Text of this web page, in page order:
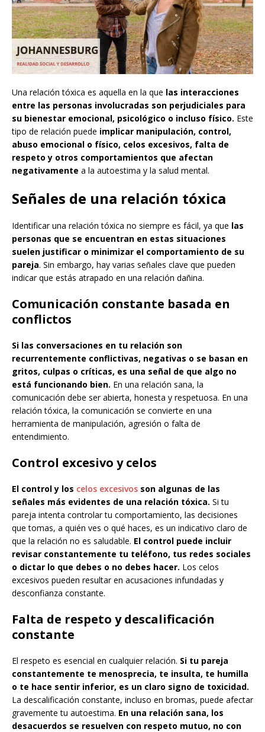
Una relación tóxica es aquella en la que las interacciones
entre las personas involucradas son perjudiciales para
su bienestar emocional, psicológico o incluso físico. Este
tipo de relación puede implicar manipulación, control,
abuso emocional o físico, celos excesivos, falta de
respeto y otros comportamientos que afectan
negativamente a la autoestima y la salud mental.
Señales de una relación tóxica
Identificar una relación tóxica no siempre es fácil, ya que las
personas que se encuentran en estas situaciones
suelen justificar o minimizar el comportamiento de su
pareja. Sin embargo, hay varias señales clave que pueden
indicar que estás atrapado en una relación dañina.
Comunicación constante basada en
conflictos
Si las conversaciones en tu relación son
recurrentemente conflictivas, negativas o se basan en
gritos, culpas o críticas, es una señal de que algo no
está funcionando bien. En una relación sana, la
comunicación debe ser abierta, honesta y respetuosa. En una
relación tóxica, la comunicación se convierte en una
herramienta de manipulación, agresión o falta de
entendimiento.
Control excesivo y celos
El control y los celos excesivos son algunas de las
señales más evidentes de una relación tóxica. Si tu
pareja intenta controlar tu comportamiento, las decisiones
que tomas, a quién ves o qué haces, es un indicativo claro de
que la relación no es saludable. El control puede incluir
revisar constantemente tu teléfono, tus redes sociales
o dictar lo que debes o no debes hacer. Los celos
excesivos pueden resultar en acusaciones infundadas y
desconfianza constante.
Falta de respeto y descalificación
constante
El respeto es esencial en cualquier relación. Si tu pareja
constantemente te menosprecia, te insulta, te humilla
o te hace sentir inferior, es un claro signo de toxicidad.
La descalificación constante, incluso en bromas, puede afectar
gravemente tu autoestima. En una relación sana, los
desacuerdos se resuelven con respeto mutuo, no con